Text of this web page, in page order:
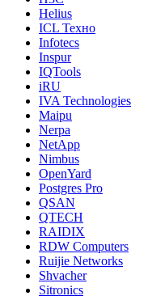
Helius
ICL Техно
Infotecs
Inspur
IQTools
iRU
IVA Technologies
Maipu
Nerpa
NetApp
Nimbus
OpenYard
Postgres Pro
QSAN
QTECH
RAIDIX
RDW Computers
Ruijie Networks
Shvacher
Sitronics